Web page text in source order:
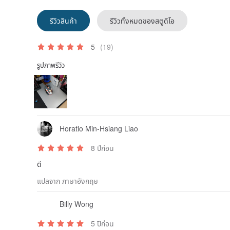
รีวิวสินค้า รีวิวทั้งหมดของสตูดิโอ
5 (19)
รูปภาพรีวิว
Horatio Min-Hsiang Liao
8 ปีก่อน
ดี
แปลจาก ภาษาอังกฤษ
Billy Wong
5 ปีก่อน